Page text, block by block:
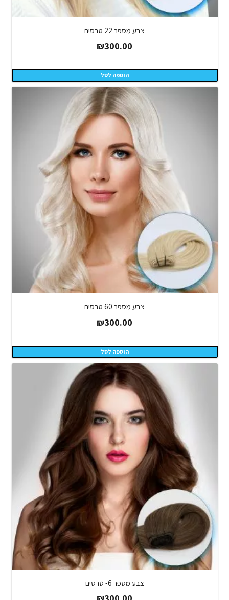
צבע מספר 22 טרסים
₪300.00
הוספה לסל
צבע מספר 60 טרסים
₪300.00
הוספה לסל
צבע מספר 6- טרסים